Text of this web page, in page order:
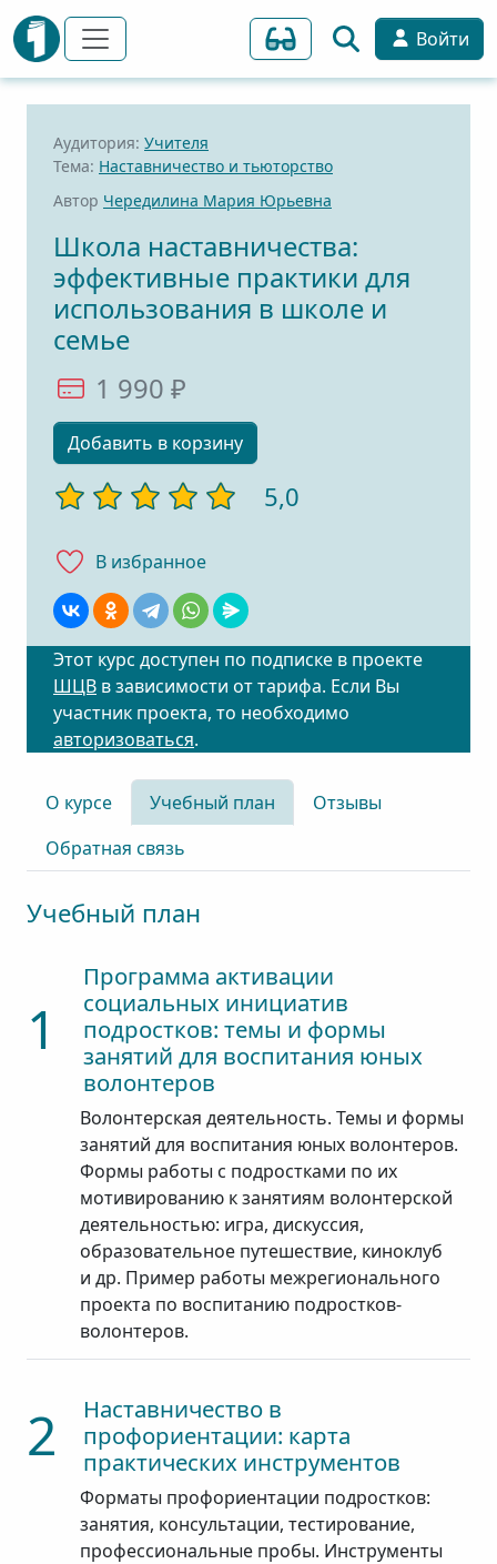
Войти
Аудитория: Учителя
Тема: Наставничество и тьюторство
Автор Чередилина Мария Юрьевна
Школа наставничества:
эффективные практики для
использования в школе и
семье
1 990 ₽
Добавить в корзину
5,0
В избранноe
Этот курс доступен по подписке в проекте
ШЦВ в зависимости от тарифа. Если Вы
участник проекта, то необходимо
авторизоваться.
О курсе Учебный план
Отзывы
Обратная связь
Учебный план
1
Программа активации
социальных инициатив
подростков: темы и формы
занятий для воспитания юных
волонтеров
Волонтерская деятельность. Темы и формы
занятий для воспитания юных волонтеров.
Формы работы с подростками по их
мотивированию к занятиям волонтерской
деятельностью: игра, дискуссия,
образовательное путешествие, киноклуб
и др. Пример работы межрегионального
проекта по воспитанию подростков-
волонтеров.
2
Наставничество в
профориентации: карта
практических инструментов
Форматы профориентации подростков:
занятия, консультации, тестирование,
профессиональные пробы. Инструменты